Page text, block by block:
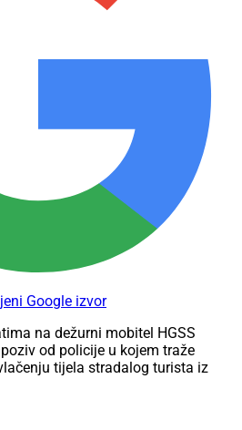
Google izvor
na dežurni mobitel HGSS
od policije u kojem traže
tijela stradalog turista iz